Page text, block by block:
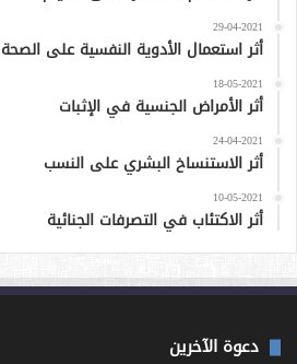
29-04-2021
أثر استعمال الأدوية النفسية على الصحة
18-05-2021
أثر الأمراض الجنسية في الإثبات
24-04-2021
أثر الاستنساخ البشري على النسب
10-05-2021
أثر الاكتئاب في التصرفات الجنائية
دعوة الآخرين